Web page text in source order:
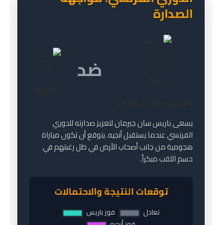
الصدارة
ضد
يسعى باريس سان جيرمان لتعزيز صدارته للدوري
الفرنسي عندما يستقبل أنجيه. يتوقع أن تكون مباراة
هجومية من جانب أصحاب الأرض في ظل رغبتهم في
حسم اللقب مبكراً.
توقعات النتيجة والاحتمالات